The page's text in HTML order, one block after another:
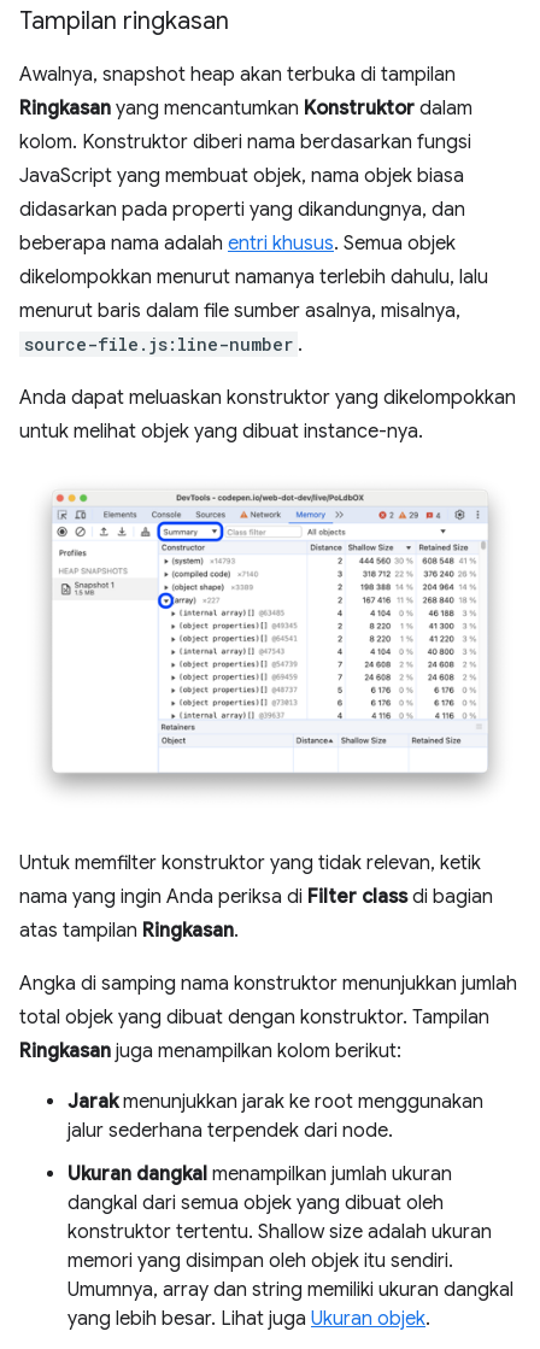
Tampilan ringkasan
Awalnya, snapshot heap akan terbuka di tampilan
Ringkasan yang mencantumkan Konstruktor dalam
kolom. Konstruktor diberi nama berdasarkan fungsi
JavaScript yang membuat objek, nama objek biasa
didasarkan pada properti yang dikandungnya, dan
beberapa nama adalah entri khusus. Semua objek
dikelompokkan menurut namanya terlebih dahulu, lalu
menurut baris dalam file sumber asalnya, misalnya,
source-file.js:line-number .
Anda dapat meluaskan konstruktor yang dikelompokkan
untuk melihat objek yang dibuat instance-nya.
Untuk memfilter konstruktor yang tidak relevan, ketik
nama yang ingin Anda periksa di Filter classdi bagian
atas tampilan Ringkasan.
Angka di samping nama konstruktor menunjukkan jumlah
total objek yang dibuat dengan konstruktor. Tampilan
Ringkasan juga menampilkan kolom berikut:
Jarakmenunjukkan jarak ke root menggunakan
jalur sederhana terpendek dari node.
Ukuran dangkal menampilkan jumlah ukuran
dangkal dari semua objek yang dibuat oleh
konstruktor tertentu. Shallow size adalah ukuran
memori yang disimpan oleh objek itu sendiri.
Umumnya, array dan string memiliki ukuran dangkal
yang lebih besar. Lihat juga Ukuran objek.